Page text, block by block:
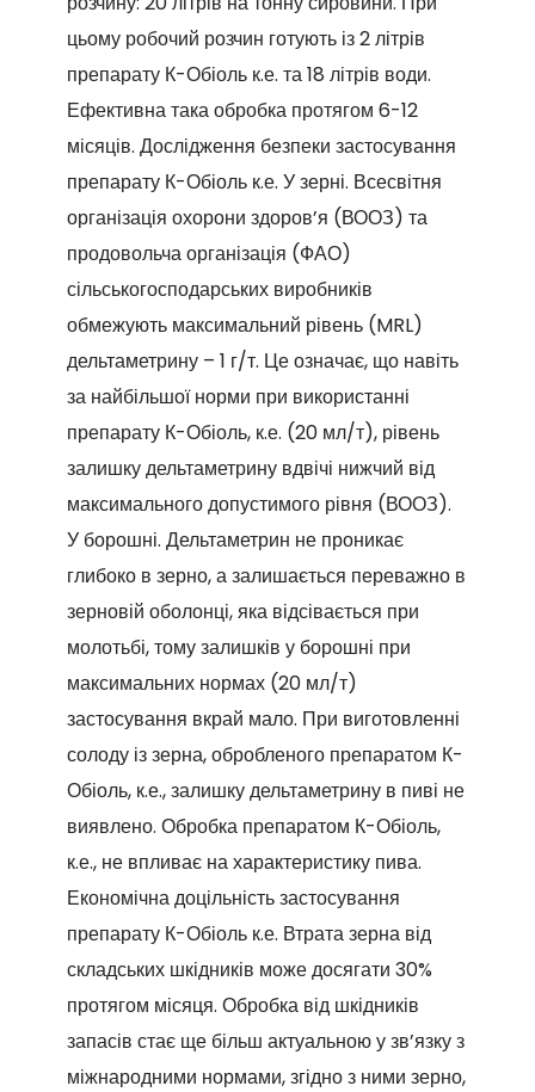
цьому робочий розчин готують із 2 літрів
препарату К-Обіоль к.е. та 18 літрів води.
Ефективна така обробка протягом 6-12
місяців. Дослідження безпеки застосування
препарату К-Обіоль к.е. У зерні. Всесвітня
організація охорони здоров’я (ВООЗ) та
продовольча організація (ФАО)
сільськогосподарських виробників
обмежують максимальний рівень (MRL)
дельтаметрину – 1 г/т. Це означає, що навіть
за найбільшої норми при використанні
препарату К-Обіоль, к.е. (20 мл/т), рівень
залишку дельтаметрину вдвічі нижчий від
максимального допустимого рівня (ВООЗ).
У борошні. Дельтаметрин не проникає
глибоко в зерно, а залишається переважно в
зерновій оболонці, яка відсівається при
молотьбі, тому залишків у борошні при
максимальних нормах (20 мл/т)
застосування вкрай мало. При виготовленні
солоду із зерна, обробленого препаратом К-
Обіоль, к.е., залишку дельтаметрину в пиві не
виявлено. Обробка препаратом К-Обіоль,
к.е., не впливає на характеристику пива.
Економічна доцільність застосування
препарату К-Обіоль к.е. Втрата зерна від
складських шкідників може досягати 30%
протягом місяця. Обробка від шкідників
запасів стає ще більш актуальною у зв’язку з
міжнародними нормами, згідно з ними зерно,